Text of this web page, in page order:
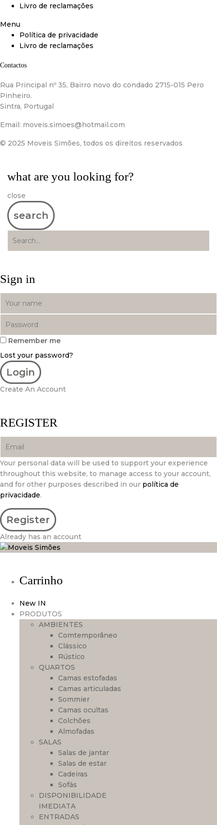
Livro de reclamações
Menu
Política de privacidade
Livro de reclamações
Contactos
Rua Principal nº 35, Bairro novo do condado 2715-015 Pero
Pinheiro.
Sintra, Portugal
Email: moveis.simoes@hotmail.com
© 2025 Moveis Simões, todos os direitos reservados
what are you looking for?
close
search
Sign in
Remember me
Lost your password?
Create An Account
REGISTER
Your personal data will be used to support your experience
throughout this website, to manage access to your account,
and for other purposes described in our política de
privacidade.
Already has an account
Carrinho
New IN
PRODUTOS
AMBIENTES
Comtemporâneo
Clássico
Rústico
QUARTOS
Camas estofadas
Camas articuladas
Sommier
Camas ocultas
Colchões
Almofadas
SALAS
Salas de jantar
Salas de estar
Cadeiras
Sofás
DISPONIBILIDADE
IMEDIATA
ENTRADAS